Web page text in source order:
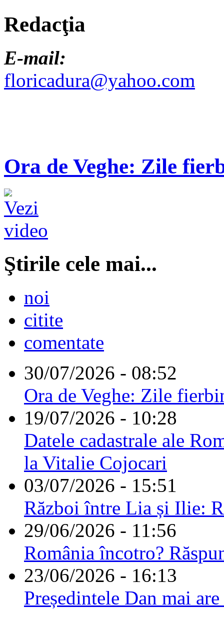
Redacţia
E-mail:
floricadura@yahoo.com
Ora de Veghe: Zile
Ştirile cele mai...
noi
citite
comentate
30/07/2026 - 08:52
Ora de Veghe: Zile
19/07/2026 - 10:28
Datele cadastrale ale
la Vitalie Cojocari
03/07/2026 - 15:51
Război între Lia și Ilie:
29/06/2026 - 11:56
România încotro?
23/06/2026 - 16:13
Președintele Dan mai